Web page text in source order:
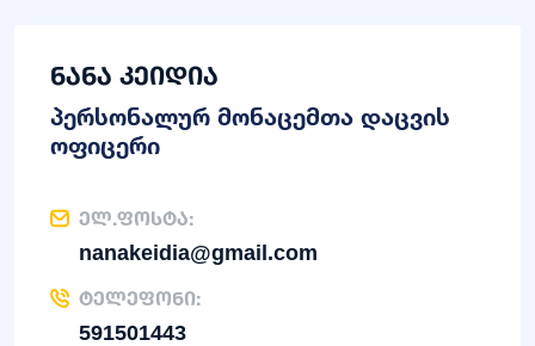
ნანა კეიდია
პერსონალურ მონაცემთა დაცვის
ოფიცერი
ელ.ფოსტა:
nanakeidia@gmail.com
ტელეფონი:
591501443